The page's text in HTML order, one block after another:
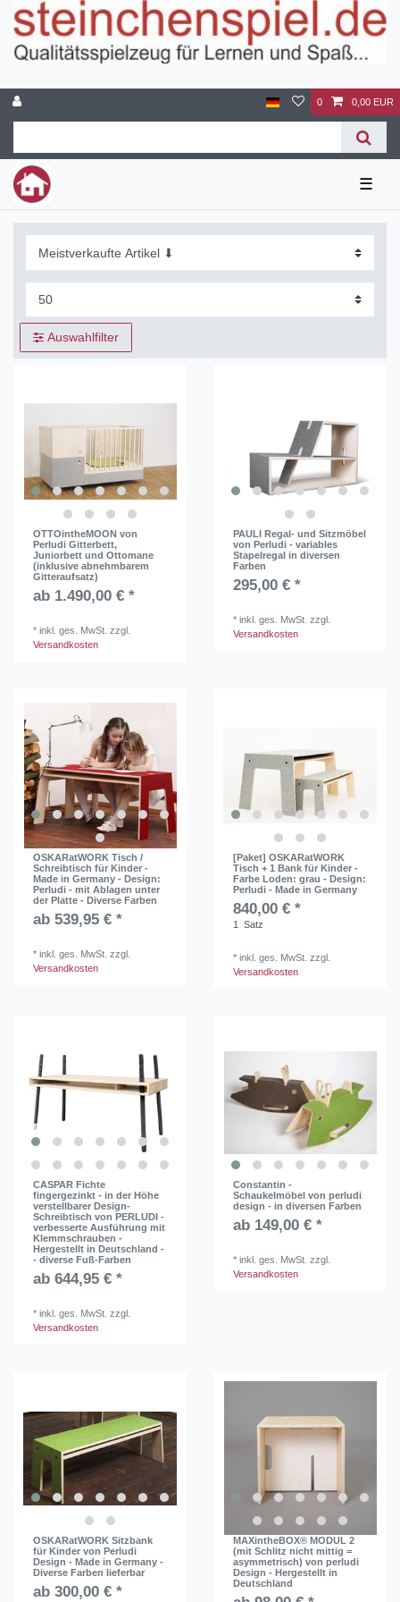
0 0,00 EUR
☰
Auswahlfilter
OTTOintheMOON von
Perludi Gitterbett,
Juniorbett und Ottomane
(inklusive abnehmbarem
Gitteraufsatz)
ab 1.490,00 € *
*inkl. ges. MwSt. zzgl.
Versandkosten
PAULI Regal- und Sitzmöbel
von Perludi - variables
Stapelregal in diversen
Farben
295,00 € *
*inkl. ges. MwSt. zzgl.
Versandkosten
OSKARatWORK Tisch /
Schreibtisch für Kinder -
Made in Germany - Design:
Perludi - mit Ablagen unter
der Platte - Diverse Farben
ab 539,95 € *
*inkl. ges. MwSt. zzgl.
Versandkosten
[Paket] OSKARatWORK
Tisch + 1 Bank für Kinder -
Farbe Loden: grau - Design:
Perludi - Made in Germany
840,00 € *
1 Satz
*inkl. ges. MwSt. zzgl.
Versandkosten
CASPAR Fichte
fingergezinkt - in der Höhe
verstellbarer Design-
Schreibtisch von PERLUDI -
verbesserte Ausführung mit
Klemmschrauben -
Hergestellt in Deutschland -
- diverse Fuß-Farben
ab 644,95 € *
*inkl. ges. MwSt. zzgl.
Versandkosten
Constantin -
Schaukelmöbel von perludi
design - in diversen Farben
ab 149,00 € *
*inkl. ges. MwSt. zzgl.
Versandkosten
OSKARatWORK Sitzbank
für Kinder von Perludi
Design - Made in Germany -
Diverse Farben lieferbar
ab 300,00 € *
MAXintheBOX® MODUL 2
(mit Schlitz nicht mittig =
asymmetrisch) von perludi
Design - Hergestellt in
Deutschland